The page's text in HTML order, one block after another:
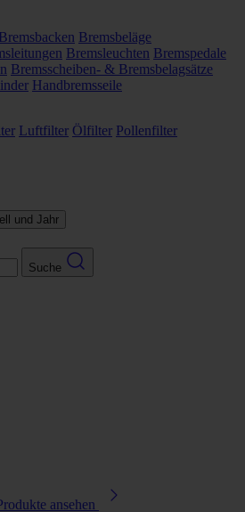
Bremsbacken Bremsbeläge
Bremsleuchten Bremspedale
Bremsscheiben- & Bremsbelagsätze
Handbremsseile
Luftfilter Ölfilter Pollenfilter
und Jahr
Suche
ansehen